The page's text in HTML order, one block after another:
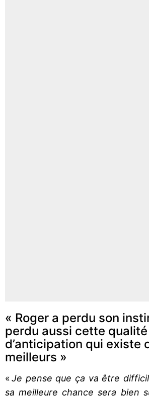
« Roger a perdu son
perdu aussi cette qualité
d’anticipation qui existe
meilleurs »
«Je pense que ça va être
sa meilleure chance sera bien